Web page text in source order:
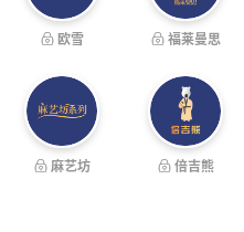
欧雪 福莱曼思
麻艺坊 倍吉熊